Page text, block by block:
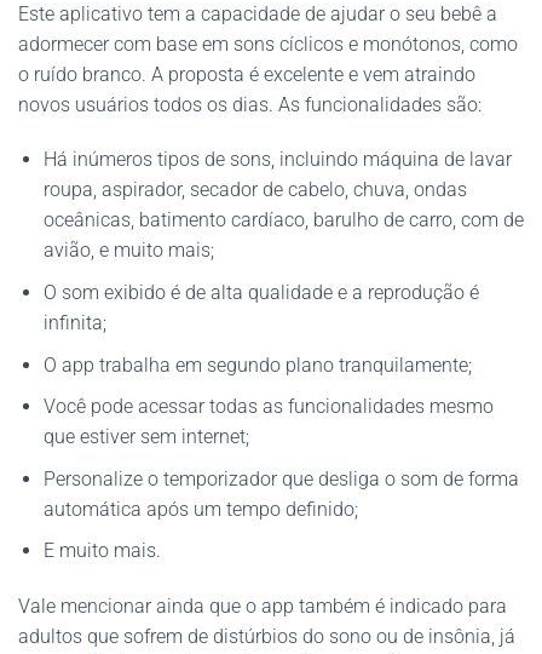
Este aplicativo tem a capacidade de ajudar o seu bebê a
adormecer com base em sons cíclicos e monótonos, como
o ruído branco. A proposta é excelente e vem atraindo
novos usuários todos os dias. As funcionalidades são:
Há inúmeros tipos de sons, incluindo máquina de lavar
roupa, aspirador, secador de cabelo, chuva, ondas
oceânicas, batimento cardíaco, barulho de carro, com de
avião, e muito mais;
O som exibido é de alta qualidade e a reprodução é
infinita;
O app trabalha em segundo plano tranquilamente;
Você pode acessar todas as funcionalidades mesmo
que estiver sem internet;
Personalize o temporizador que desliga o som de forma
automática após um tempo definido;
E muito mais.
Vale mencionar ainda que o app também é indicado para
adultos que sofrem de distúrbios do sono ou de insônia, já